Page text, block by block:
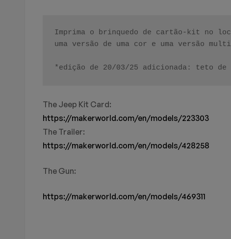
Imprima o brinquedo de cartão-kit no
uma versão de uma cor e uma versão
*edição de 20/03/25 adicionada: teto
The Jeep Kit Card:
https://makerworld.com/en/models/223303
The Trailer:
https://makerworld.com/en/models/428258
The Gun:
https://makerworld.com/en/models/469311